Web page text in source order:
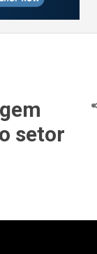
setor